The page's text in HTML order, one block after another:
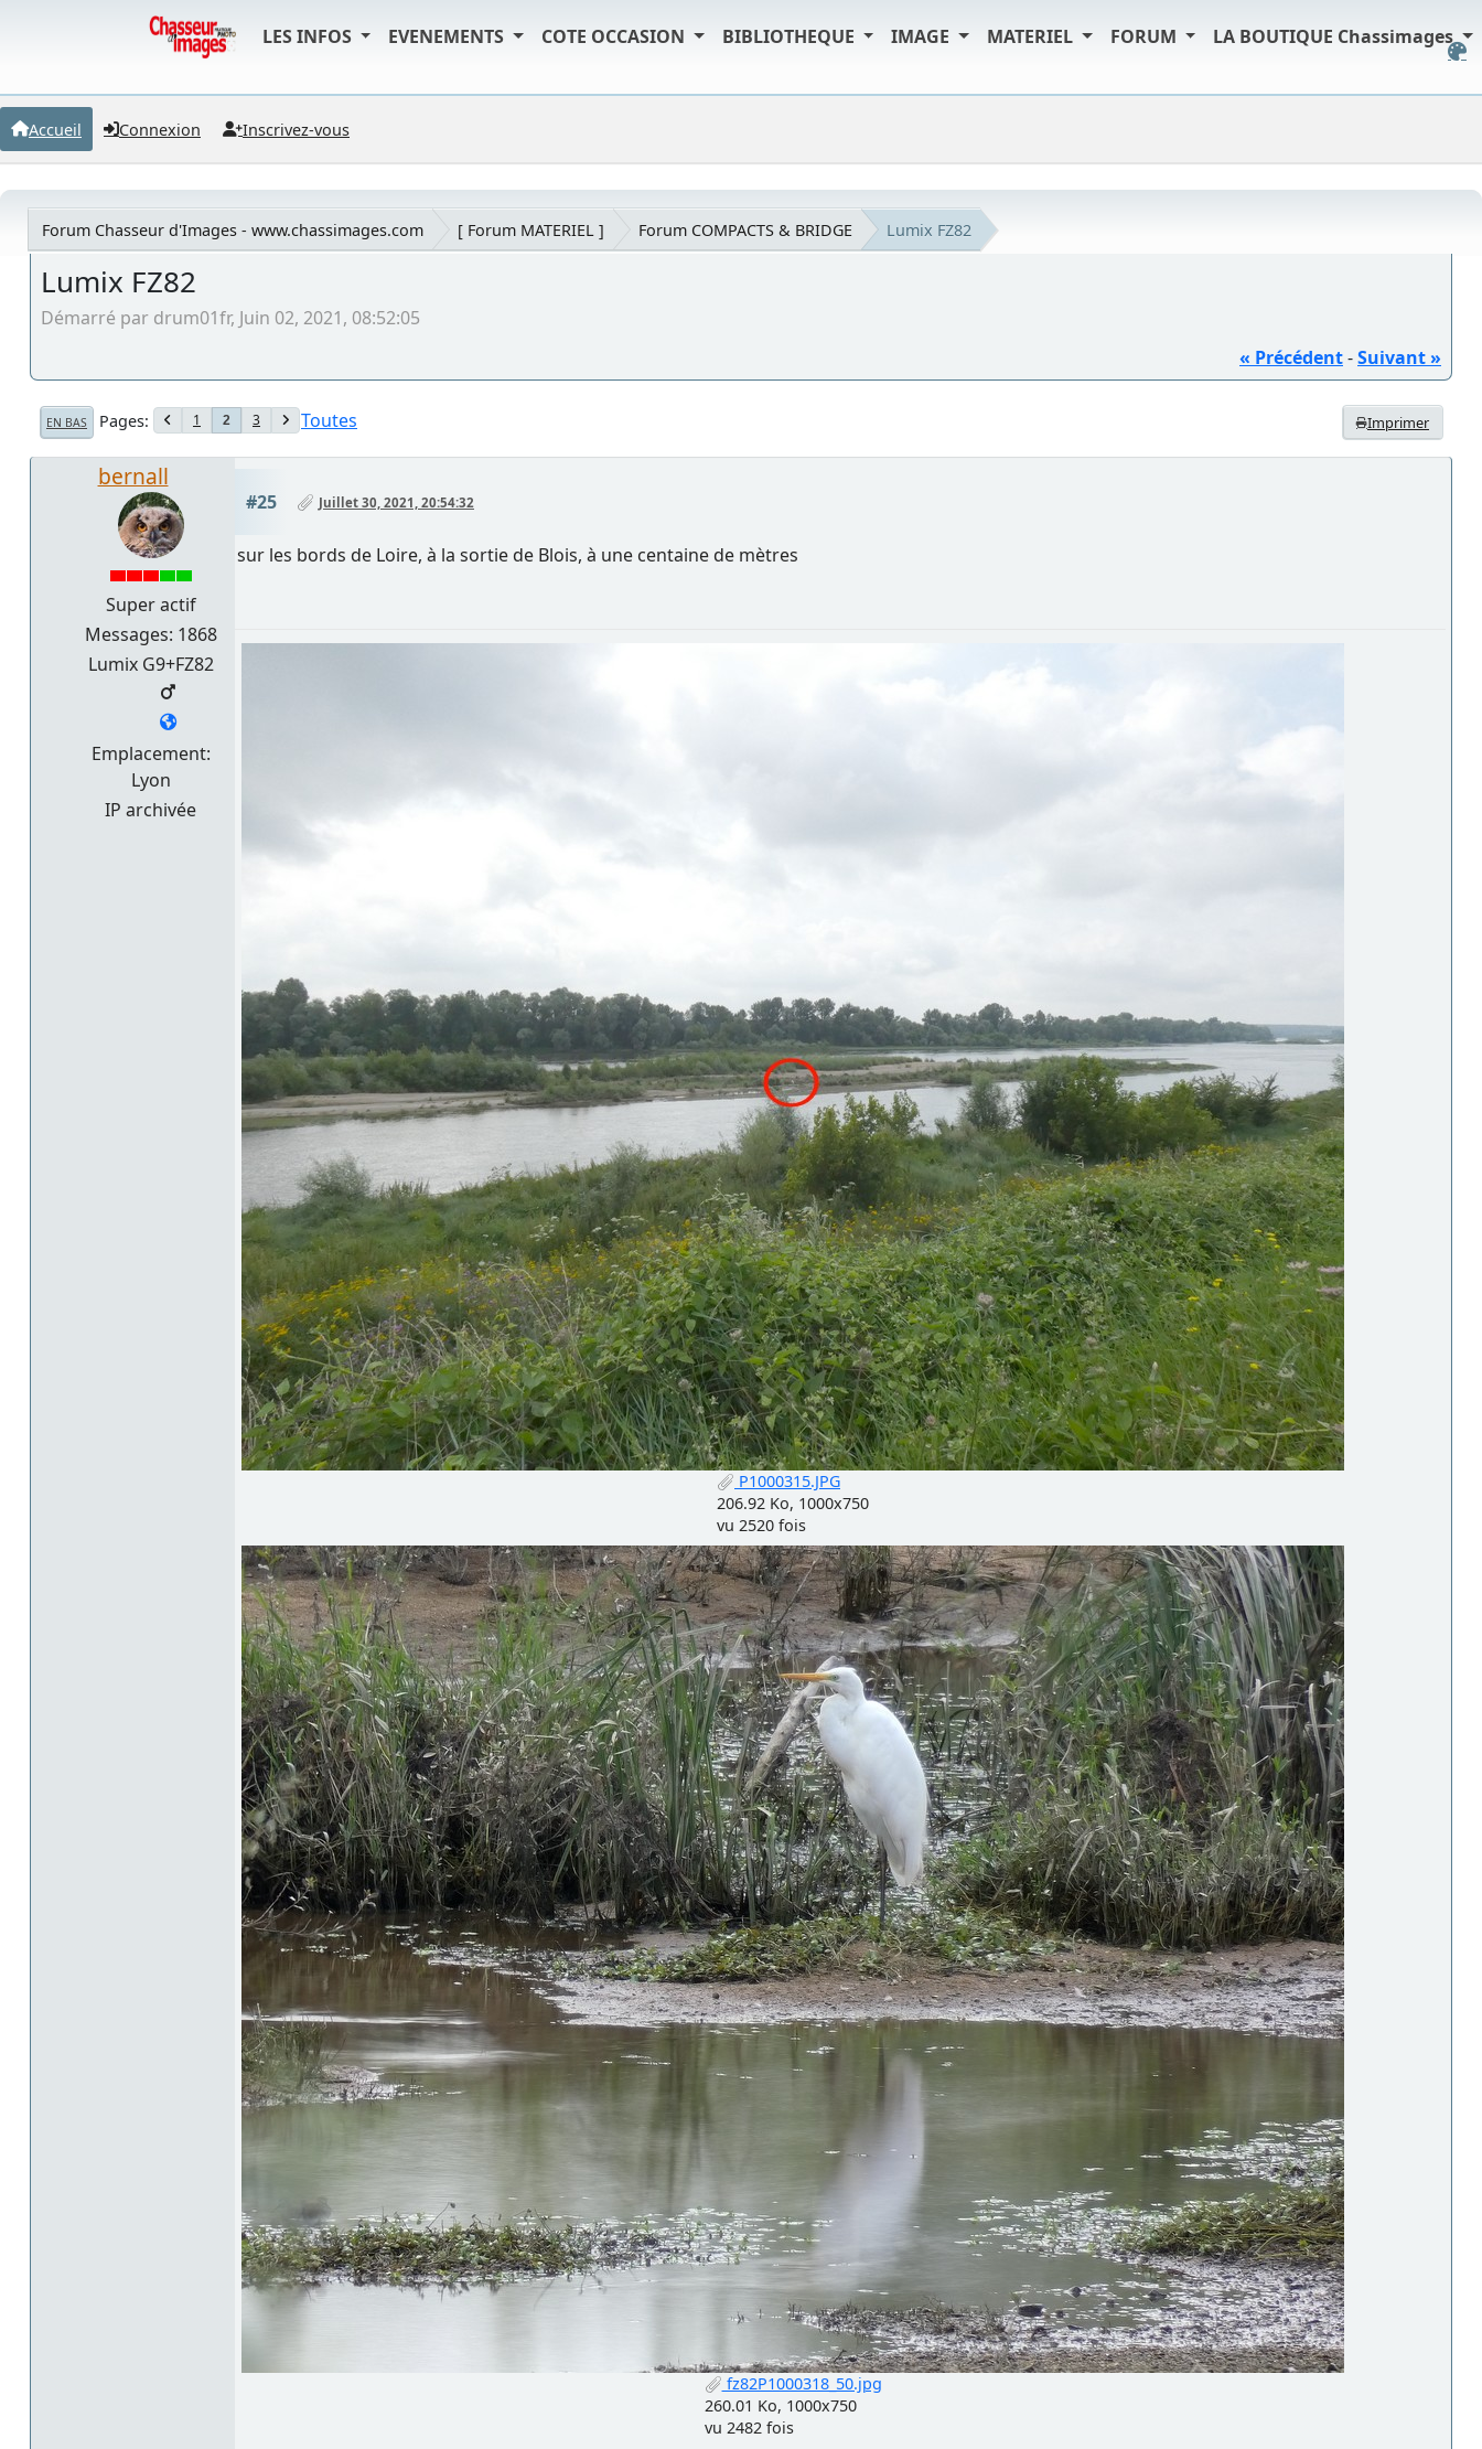
LES INFOS EVENEMENTS COTE OCCASION BIBLIOTHEQUE IMAGE MATERIEL FORUM LA BOUTIQUE Chassimages
Accueil Connexion Inscrivez-vous
Forum Chasseur d'Images - www.chassimages.com [ Forum MATERIEL ] Forum COMPACTS & BRIDGE Lumix FZ82
Lumix FZ82
Démarré par drum01fr, Juin 02, 2021, 08:52:05
« Précédent-Suivant »
Imprimer
EN BAS Pages 1 2 3 Toutes
bernall
Super actif
Messages: 1868
Lumix G9+FZ82
Emplacement:
Lyon
IP archivée
#25 Juillet 30, 2021, 20:54:32
sur les bords de Loire, à la sortie de Blois, à une centaine de mètres
P1000315.JPG
206.92 Ko, 1000x750
vu 2520 fois
fz82P1000318_50.jpg
260.01 Ko, 1000x750
vu 2482 fois